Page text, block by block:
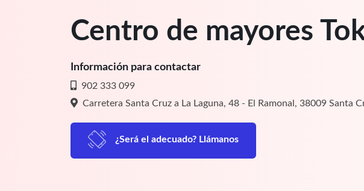
Centro de mayores
Información para contactar
902 333 099
Carretera Santa Cruz a La Laguna, 48 - El Ramonal, 38009 Santa
¿Será el adecuado? Llámanos